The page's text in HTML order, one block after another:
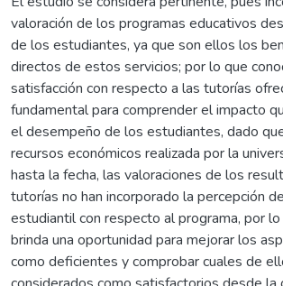
valoración de los programas educativos
de los estudiantes, ya que son ellos los
directos de estos servicios; por lo que
satisfacción con respecto a las tutorías
fundamental para comprender el impacto
el desempeño de los estudiantes, dado
recursos económicos realizada por la
hasta la fecha, las valoraciones de los
tutorías no han incorporado la percepción
estudiantil con respecto al programa, por
brinda una oportunidad para mejorar los
como deficientes y comprobar cuales de